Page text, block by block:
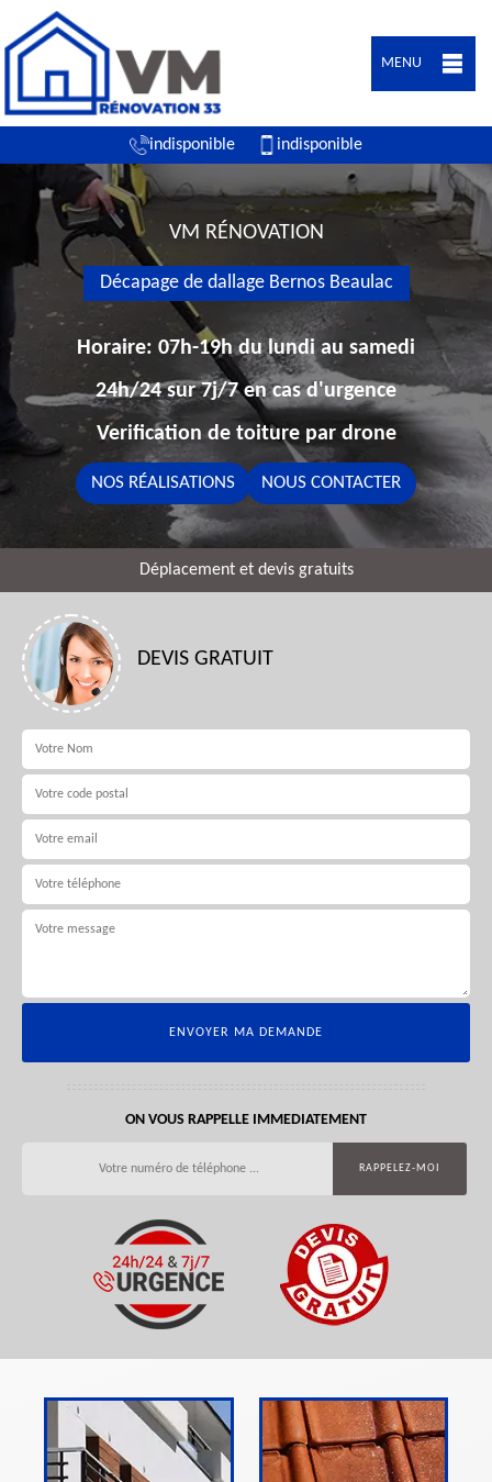
MENU
indisponible indisponible
VM RÉNOVATION
Décapage de dallage Bernos Beaulac
Horaire: 07h-19h du lundi au samedi
24h/24 sur 7j/7 en cas d'urgence
Verification de toiture par drone
NOS RÉALISATIONS NOUS CONTACTER
Déplacement et devis gratuits
DEVIS GRATUIT
ON VOUS RAPPELLE IMMEDIATEMENT